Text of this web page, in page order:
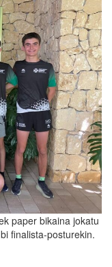
paper bikaina jokatu
finalista-posturekin.